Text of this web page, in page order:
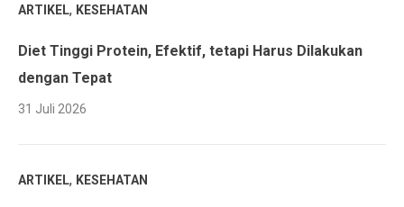
ARTIKEL, KESEHATAN
Diet Tinggi Protein, Efektif, tetapi Harus Dilakukan
dengan Tepat
31 Juli 2026
ARTIKEL, KESEHATAN